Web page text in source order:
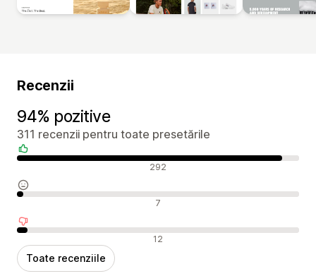
Recenzii
94% pozitive
311 recenzii pentru toate presetările
Recenzii pozitive 292
Recenzii neutre 7
Recenzii negative 12
Toate recenziile